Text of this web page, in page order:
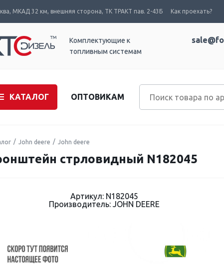
МКАД 32 км, внешняя сторона, ТК ТРАКТ пав. 2-43Б Как проехать?
Комплектующие к
топливным системам
КАТАЛОГ ОПТОВИКАМ
John deere John deere
стрловидный N182045
Артикул: N182045
Производитель: JOHN DEERE